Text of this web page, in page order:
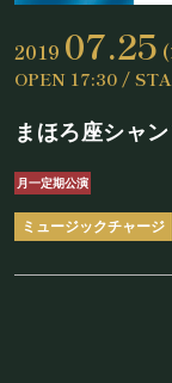
座長挨拶
機材リスト
アクセス
2019 07.25
OPEN 17:30 /
まほろ座シャ
月一定期公演